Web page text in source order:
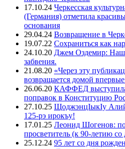
17.10.24 Черкесская
(Германия) отметила
основания
29.04.24 Возвращение в
19.07.22 Сохраниться как
24.10.20 Джем Оздемир: Наш
забвения.
21.08.20 «Через эту
возвращается домой
26.06.20 КАФФЕД выступила
поправок в Конституцию
27.10.25 ЩоджэнцIыкIу Алий
125-рэ ирокъу!
17.01.25 Леонид Шогенов:
просветитель (к 90-летию
25.12.24 95 лет со дня